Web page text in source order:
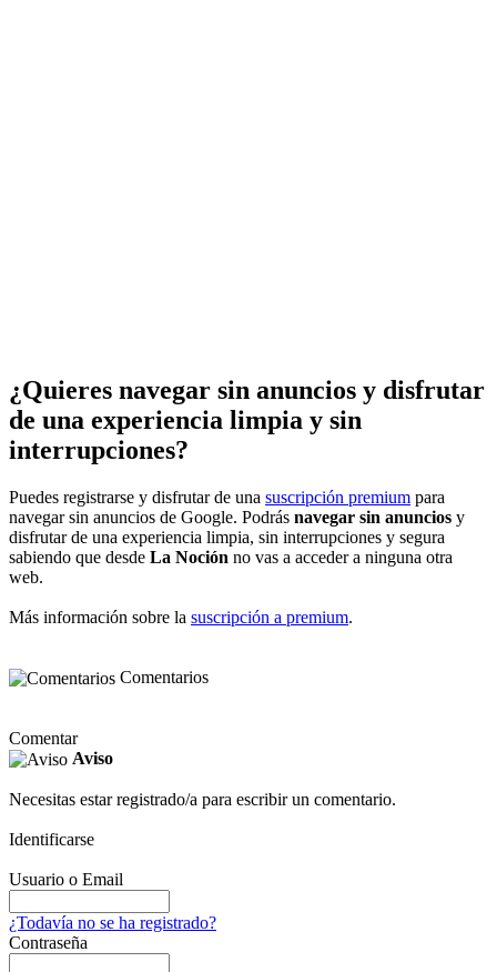
¿Quieres navegar sin anuncios y disfrutar
de una experiencia limpia y sin
interrupciones?
Puedes registrarse y disfrutar de una suscripción premium para
navegar sin anuncios de Google. Podrás navegar sin anuncios y
disfrutar de una experiencia limpia, sin interrupciones y segura
sabiendo que desde La Noción no vas a acceder a ninguna otra
web.
Más información sobre la suscripción a premium.
Comentarios
Comentar
Aviso
Necesitas estar registrado/a para escribir un comentario.
Identificarse
Usuario o Email
¿Todavía no se ha registrado?
Contraseña